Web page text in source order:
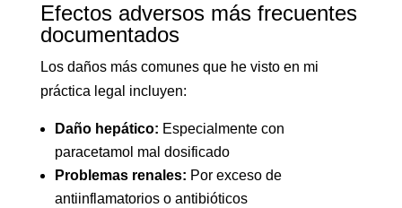
Efectos adversos más frecuentes
documentados
Los daños más comunes que he visto en mi
práctica legal incluyen:
Daño hepático: Especialmente con
paracetamol mal dosificado
Problemas renales: Por exceso de
antiinflamatorios o antibióticos